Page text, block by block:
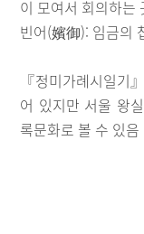
이 모여서 회의하는
빈어(嬪御): 임금의
『정미가례시일기
어 있지만 서울 왕
록문화로 볼 수 있음